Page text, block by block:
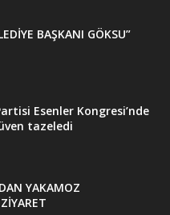
BAŞKANI GÖKSU”
Esenler Kongresi’nde
tazeledi
YAKAMOZ